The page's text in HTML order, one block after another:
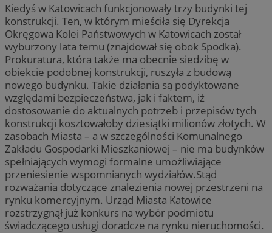
Kiedyś w Katowicach funkcjonowały trzy budynki tej
konstrukcji. Ten, w którym mieściła się Dyrekcja
Okręgowa Kolei Państwowych w Katowicach został
wyburzony lata temu (znajdował się obok Spodka).
Prokuratura, która także ma obecnie siedzibę w
obiekcie podobnej konstrukcji, ruszyła z budową
nowego budynku. Takie działania są podyktowane
względami bezpieczeństwa, jak i faktem, iż
dostosowanie do aktualnych potrzeb i przepisów tych
konstrukcji kosztowałoby dziesiątki milionów złotych. W
zasobach Miasta – a w szczególności Komunalnego
Zakładu Gospodarki Mieszkaniowej – nie ma budynków
spełniających wymogi formalne umożliwiające
przeniesienie wspomnianych wydziałów.Stąd
rozważania dotyczące znalezienia nowej przestrzeni na
rynku komercyjnym. Urząd Miasta Katowice
rozstrzygnął już konkurs na wybór podmiotu
świadczącego usługi doradcze na rynku nieruchomości.